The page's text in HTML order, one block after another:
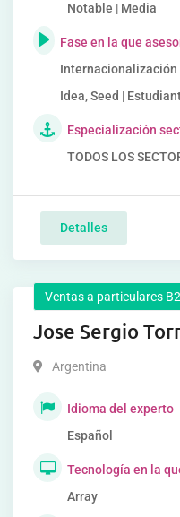
Notable | Media
Fase en la que
Internacionalización
Idea, Seed |
Especialización
TODOS LOS
Detalles
Ventas a particulares
Jose Sergio
Argentina
Idioma del experto
Español
Tecnología en la
Array